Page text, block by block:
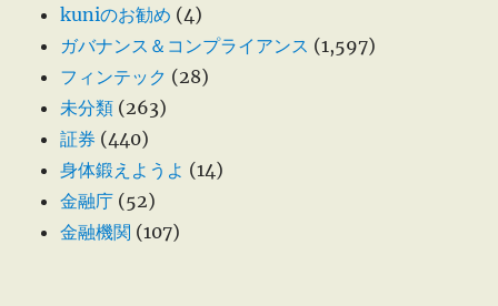
kuniのお勧め (4)
ガバナンス＆コンプライアンス (1,597)
フィンテック (28)
未分類 (263)
証券 (440)
身体鍛えようよ (14)
金融庁 (52)
金融機関 (107)